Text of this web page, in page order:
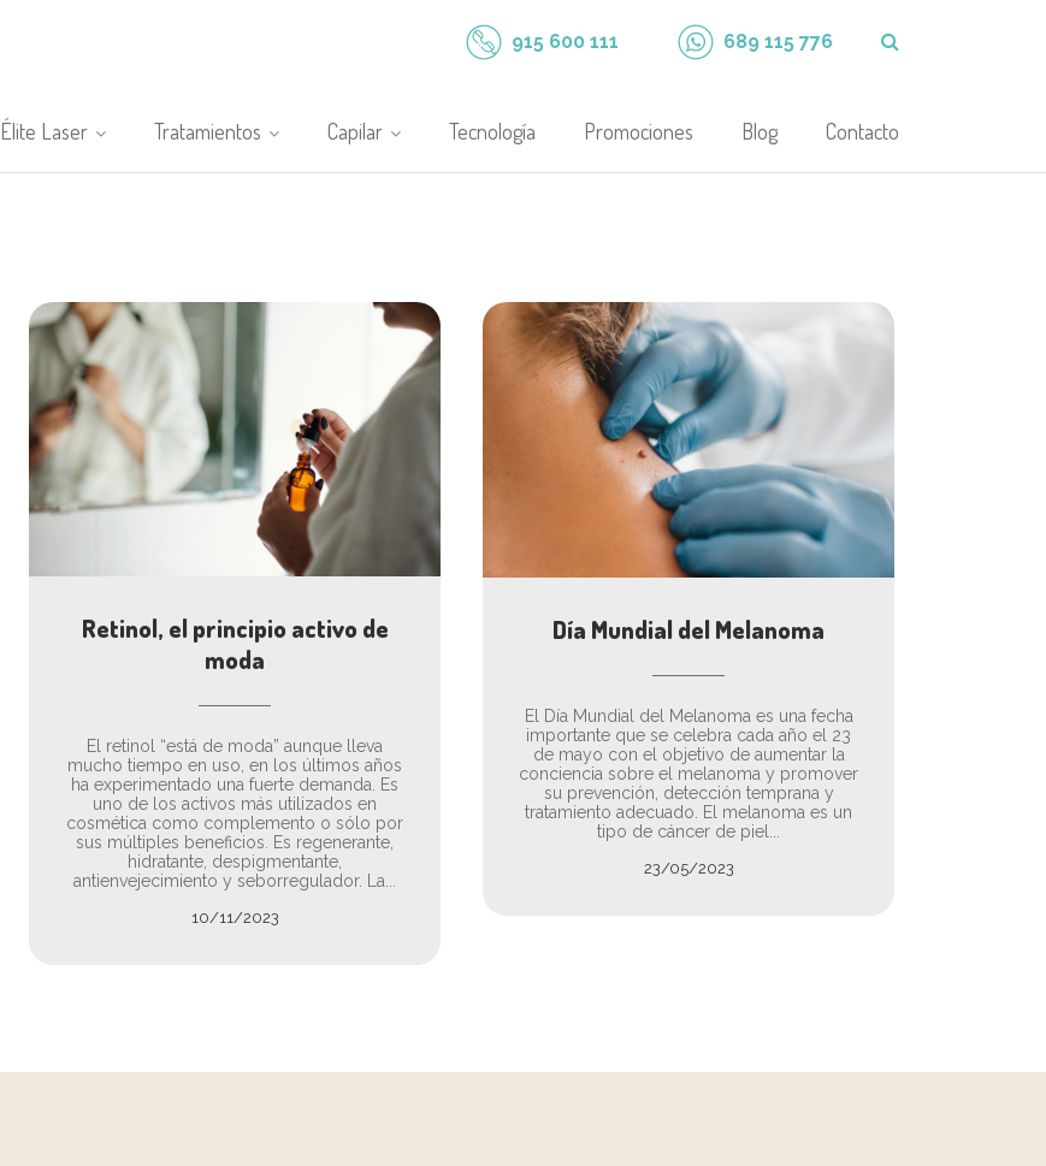
915 600 111 689 115 776
Élite Laser Tratamientos Capilar Tecnología Promociones Blog Contacto
Retinol, el principio activo de
moda
El retinol “está de moda” aunque lleva
mucho tiempo en uso, en los últimos años
ha experimentado una fuerte demanda. Es
uno de los activos más utilizados en
cosmética como complemento o sólo por
sus múltiples beneficios. Es regenerante,
hidratante, despigmentante,
antienvejecimiento y seborregulador. La...
10/11/2023
Día Mundial del Melanoma
El Día Mundial del Melanoma es una fecha
importante que se celebra cada año el 23
de mayo con el objetivo de aumentar la
conciencia sobre el melanoma y promover
su prevención, detección temprana y
tratamiento adecuado. El melanoma es un
tipo de cáncer de piel...
23/05/2023